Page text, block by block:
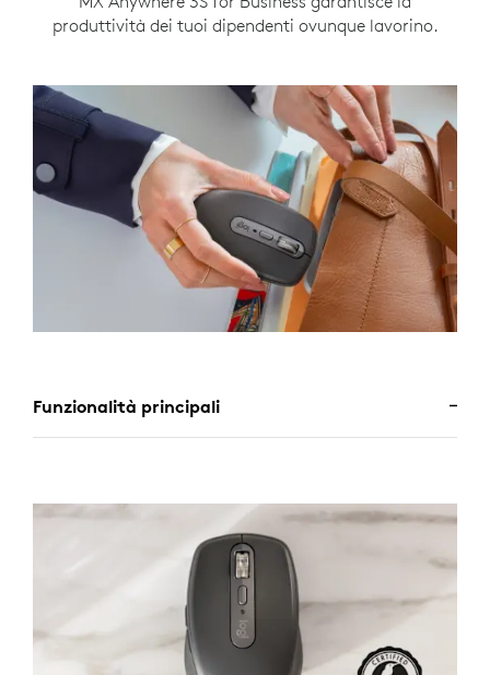
produttività dei tuoi dipendenti ovunque lavorino.
Funzionalità principali